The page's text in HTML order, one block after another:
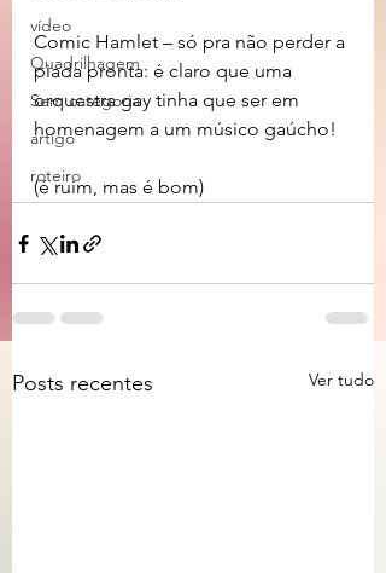
vídeo
Quadrilhagem
Sem categoria
artigo
roteiro
Comic Hamlet – só pra não perder a
piada pronta: é claro que uma
orquestra gay tinha que ser em
homenagem a um músico gaúcho!
(é ruim, mas é bom)
Posts recentes Ver tudo